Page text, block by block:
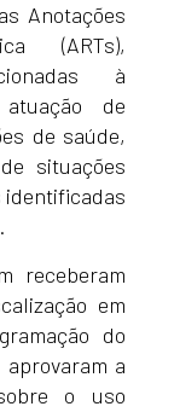
Anotações
(ARTs),
à
de
de saúde,
situações
identificadas
receberam
em
do
a
o uso